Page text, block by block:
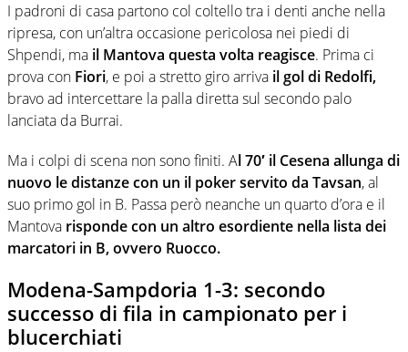
I padroni di casa partono col coltello tra i denti anche nella
ripresa, con un’altra occasione pericolosa nei piedi di
Shpendi, ma il Mantova questa volta reagisce. Prima ci
prova con Fiori, e poi a stretto giro arriva il gol di Redolfi,
bravo ad intercettare la palla diretta sul secondo palo
lanciata da Burrai.
Ma i colpi di scena non sono finiti. Al 70′ il Cesena allunga di
nuovo le distanze con un il poker servito da Tavsan, al
suo primo gol in B. Passa però neanche un quarto d’ora e il
Mantova risponde con un altro esordiente nella lista dei
marcatori in B, ovvero Ruocco.
Modena-Sampdoria 1-3: secondo
successo di fila in campionato per i
blucerchiati